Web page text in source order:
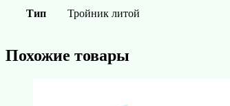
Тип Тройник литой
Похожие товары